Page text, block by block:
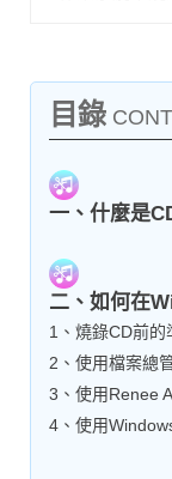
目錄
一、什麼是
二、如何在
1、燒錄CD前的
2、使用檔案總
3、使用Renee
4、使用